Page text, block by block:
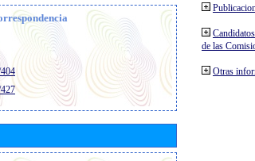
de las
Otras